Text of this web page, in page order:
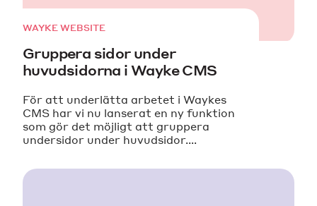
WAYKE WEBSITE
Gruppera sidor under
huvudsidorna i Wayke CMS
För att underlätta arbetet i Waykes
CMS har vi nu lanserat en ny funktion
som gör det möjligt att gruppera
undersidor under huvudsidor....